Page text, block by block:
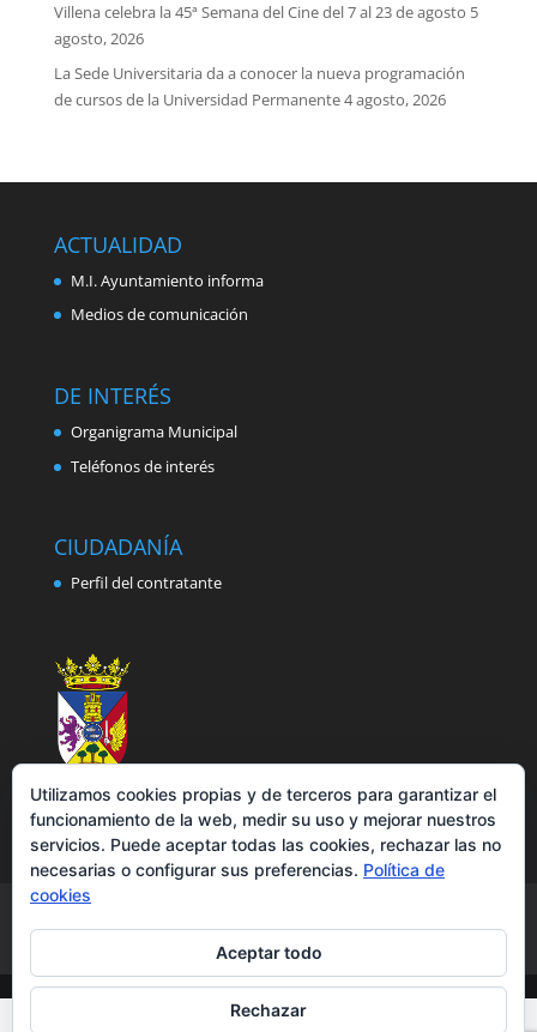
Villena celebra la 45ª Semana del Cine del 7 al 23 de agosto 5
agosto, 2026
La Sede Universitaria da a conocer la nueva programación
de cursos de la Universidad Permanente4 agosto, 2026
ACTUALIDAD
M.I. Ayuntamiento informa
Medios de comunicación
DE INTERÉS
Organigrama Municipal
Teléfonos de interés
CIUDADANÍA
Perfil del contratante
Política de cookies
Accesibilidad
Utilizamos cookies propias y de terceros para garantizar el
funcionamiento de la web, medir su uso y mejorar nuestros
servicios. Puede aceptar todas las cookies, rechazar las no
necesarias o configurar sus preferencias. Política de
cookies
Aceptar todo
Rechazar